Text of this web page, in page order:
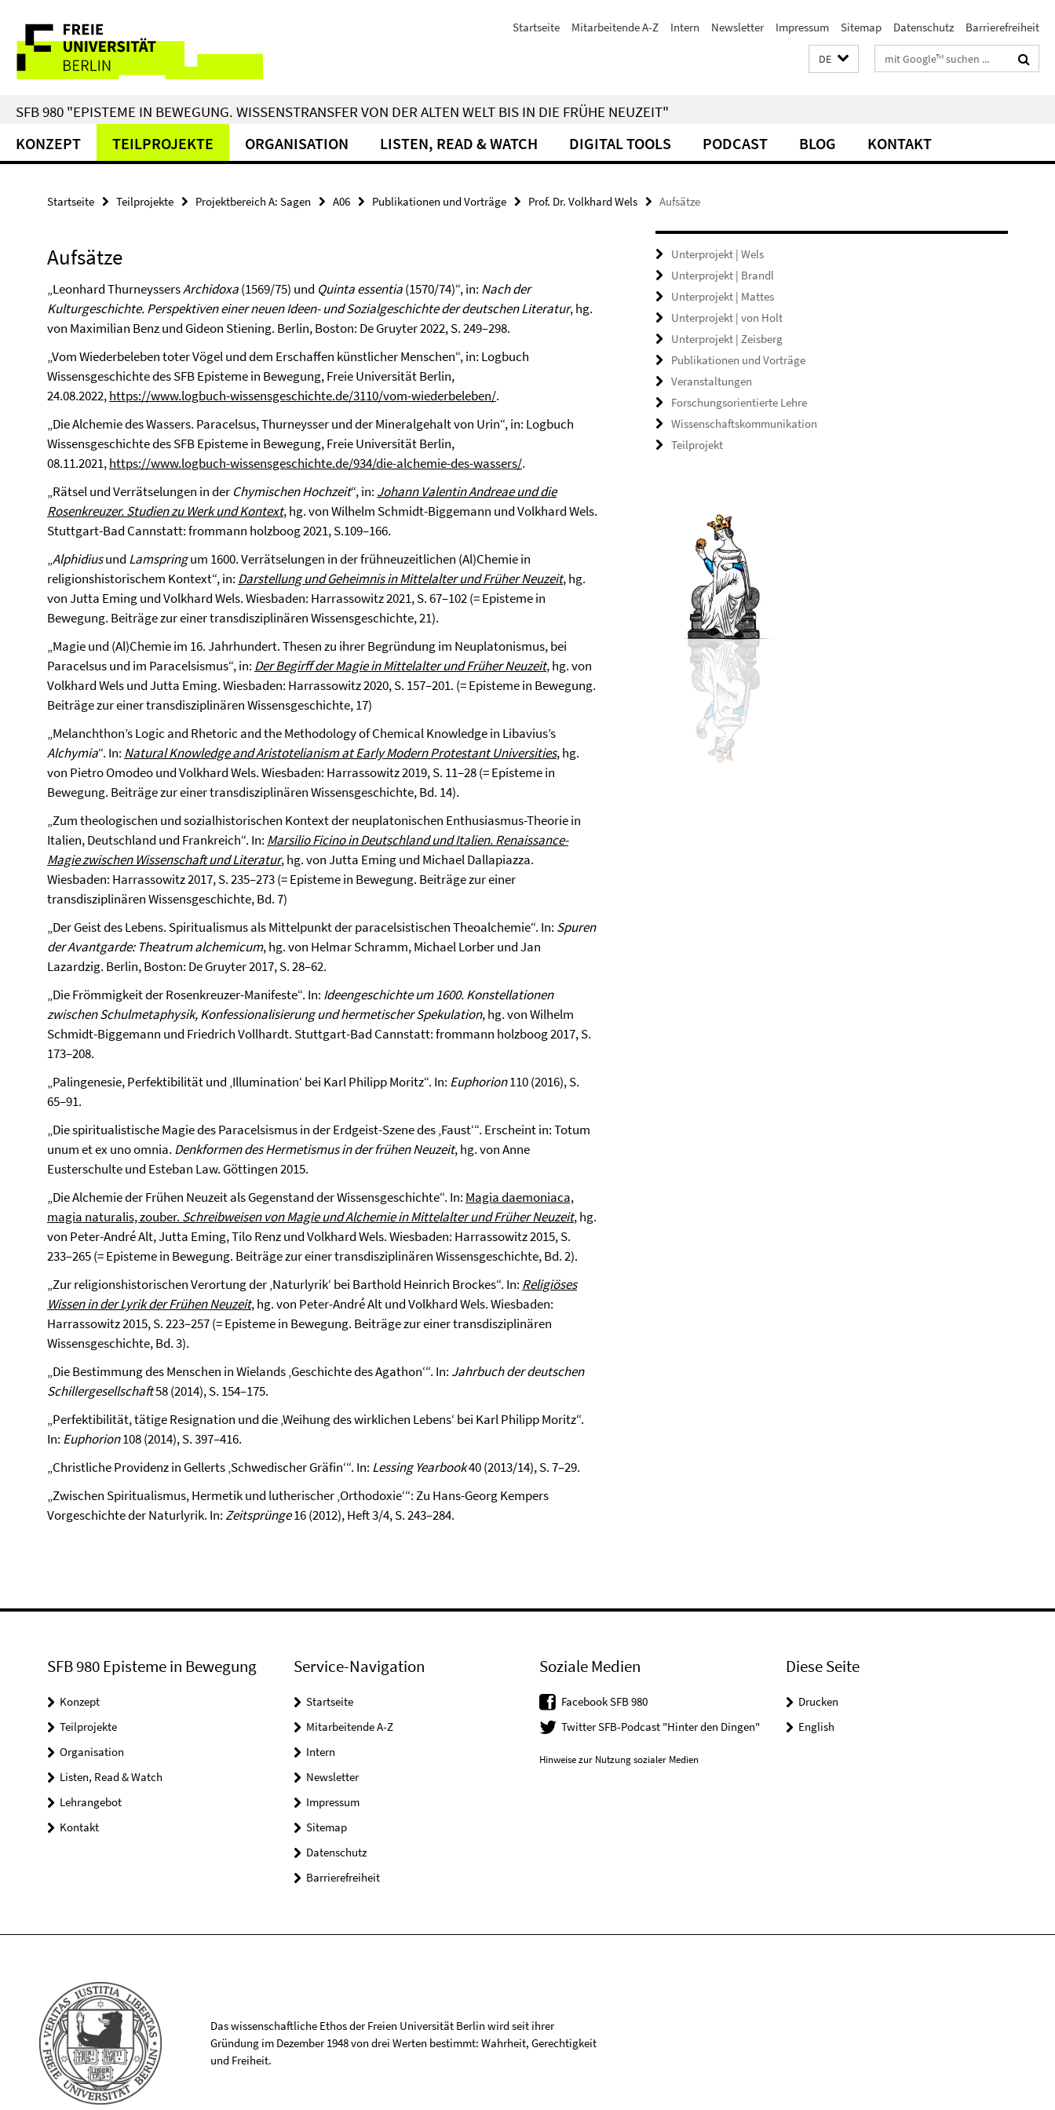
direkt
Inhalt
Service-
Navigation
Startseite Mitarbeitende A-Z Intern Newsletter Impressum Sitemap Datenschutz Barrierefreiheit
DE Suchbegriffe
SFB 980 "EPISTEME IN BEWEGUNG. WISSENSTRANSFER VON DER ALTEN WELT BIS IN DIE FRÜHE NEUZEIT"
KONZEPT TEILPROJEKTE ORGANISATION LISTEN, READ & WATCH DIGITAL TOOLS PODCAST BLOG KONTAKT
Startseite Teilprojekte Projektbereich A: Sagen A06 Publikationen und Vorträge Prof. Dr. Volkhard Wels Aufsätze
Aufsätze
„Leonhard ThurneyssersArchidoxa(1569/75) und Quinta essentia(1570/74)“, in: Nach der
Kulturgeschichte. Perspektiven einer neuen Ideen- und Sozialgeschichte der deutschen Literatur, hg.
von Maximilian Benz und Gideon Stiening. Berlin, Boston: De Gruyter 2022, S. 249–298.
„Vom Wiederbeleben toter Vögel und dem Erschaffen künstlicher Menschen“, in: Logbuch
Wissensgeschichte des SFB Episteme in Bewegung, Freie Universität Berlin,
24.08.2022,https://www.logbuch-wissensgeschichte.de/3110/vom-wiederbeleben/.
„Die Alchemie des Wassers. Paracelsus, Thurneysser und der Mineralgehalt von Urin“, in: Logbuch
Wissensgeschichte des SFB Episteme in Bewegung, Freie Universität Berlin,
08.11.2021,https://www.logbuch-wissensgeschichte.de/934/die-alchemie-des-wassers/.
„Rätsel und Verrätselungen in der Chymischen Hochzeit“, in: Johann Valentin Andreae und die
Rosenkreuzer. Studien zu Werk und Kontext, hg. von Wilhelm Schmidt-Biggemann und Volkhard Wels.
Stuttgart-Bad Cannstatt: frommann holzboog 2021, S.109–166.
„Alphidiusund Lamspringum 1600. Verrätselungen in der frühneuzeitlichen (Al)Chemie in
religionshistorischem Kontext“, in: Darstellung und Geheimnis in Mittelalter und Früher Neuzeit, hg.
von Jutta Eming und Volkhard Wels. Wiesbaden: Harrassowitz 2021, S. 67–102 (= Episteme in
Bewegung. Beiträge zur einer transdisziplinären Wissensgeschichte, 21).
„Magie und (Al)Chemie im 16. Jahrhundert. Thesen zu ihrer Begründung im Neuplatonismus, bei
Paracelsus und im Paracelsismus“, in: Der Begirff der Magie in Mittelalter und Früher Neuzeit, hg. von
Volkhard Wels und Jutta Eming. Wiesbaden: Harrassowitz 2020, S. 157–201. (= Episteme in Bewegung.
Beiträge zur einer transdisziplinären Wissensgeschichte, 17)
„Melanchthon’s Logic and Rhetoric and the Methodology of Chemical Knowledge in Libavius’s
Alchymia“. In: Natural Knowledge and Aristotelianism at Early Modern Protestant Universities, hg.
von Pietro Omodeo und Volkhard Wels. Wiesbaden: Harrassowitz 2019, S. 11–28 (= Episteme in
Bewegung. Beiträge zur einer transdisziplinären Wissensgeschichte, Bd. 14).
„Zum theologischen und sozialhistorischen Kontext der neuplatonischen Enthusiasmus-Theorie in
Italien, Deutschland und Frankreich“. In: Marsilio Ficino in Deutschland und Italien. Renaissance-
Magie zwischen Wissenschaft und Literatur, hg. von Jutta Eming und Michael Dallapiazza.
Wiesbaden: Harrassowitz 2017, S. 235–273 (= Episteme in Bewegung. Beiträge zur einer
transdisziplinären Wissensgeschichte, Bd. 7)
„Der Geist des Lebens. Spiritualismus als Mittelpunkt der paracelsistischen Theoalchemie“. In: Spuren
der Avantgarde: Theatrum alchemicum, hg. von Helmar Schramm, Michael Lorber und Jan
Lazardzig. Berlin, Boston: De Gruyter 2017, S. 28–62.
„Die Frömmigkeit der Rosenkreuzer-Manifeste“. In: Ideengeschichte um 1600. Konstellationen
zwischen Schulmetaphysik, Konfessionalisierung und hermetischer Spekulation, hg. von Wilhelm
Schmidt-Biggemann und Friedrich Vollhardt. Stuttgart-Bad Cannstatt: frommann holzboog 2017, S.
173–208.
„Palingenesie, Perfektibilität und ‚Illumination‘ bei Karl Philipp Moritz“. In: Euphorion110 (2016), S.
65–91.
„Die spiritualistische Magie des Paracelsismus in der Erdgeist-Szene des ‚Faust‘“. Erscheint in: Totum
unum et ex uno omnia. Denkformen des Hermetismus in der frühen Neuzeit, hg. von Anne
Eusterschulte und Esteban Law. Göttingen 2015.
„Die Alchemie der Frühen Neuzeit als Gegenstand der Wissensgeschichte“. In: Magia daemoniaca,
magia naturalis, zouber. Schreibweisen von Magie und Alchemie in Mittelalter und Früher Neuzeit, hg.
von Peter-André Alt, Jutta Eming, Tilo Renz und Volkhard Wels. Wiesbaden: Harrassowitz 2015, S.
233–265 (= Episteme in Bewegung. Beiträge zur einer transdisziplinären Wissensgeschichte, Bd. 2).
„Zur religionshistorischen Verortung der ‚Naturlyrik‘ bei Barthold Heinrich Brockes“. In: Religiöses
Wissen in der Lyrik der Frühen Neuzeit, hg. von Peter-André Alt und Volkhard Wels. Wiesbaden:
Harrassowitz 2015, S. 223–257 (= Episteme in Bewegung. Beiträge zur einer transdisziplinären
Wissensgeschichte, Bd. 3).
„Die Bestimmung des Menschen in Wielands ‚Geschichte des Agathon‘“. In: Jahrbuch der deutschen
Schillergesellschaft58 (2014), S. 154–175.
„Perfektibilität, tätige Resignation und die ‚Weihung des wirklichen Lebens‘ bei Karl Philipp Moritz“.
In: Euphorion108 (2014), S. 397–416.
„Christliche Providenz in Gellerts ‚Schwedischer Gräfin‘“. In: Lessing Yearbook40 (2013/14), S. 7–29.
„Zwischen Spiritualismus, Hermetik und lutherischer ‚Orthodoxie‘“: Zu Hans-Georg Kempers
Vorgeschichte der Naturlyrik. In:Zeitsprünge16 (2012), Heft 3/4, S. 243–284.
Unterprojekt | Wels
Unterprojekt | Brandl
Unterprojekt | Mattes
Unterprojekt | von Holt
Unterprojekt | Zeisberg
Publikationen und Vorträge
Veranstaltungen
Forschungsorientierte Lehre
Wissenschaftskommunikation
Teilprojekt
SFB 980 Episteme in Bewegung
Konzept
Teilprojekte
Organisation
Listen, Read & Watch
Lehrangebot
Kontakt
Service-Navigation
Startseite
Mitarbeitende A-Z
Intern
Newsletter
Impressum
Sitemap
Datenschutz
Barrierefreiheit
Soziale Medien
Facebook SFB 980
Twitter SFB-Podcast "Hinter den Dingen"
Hinweise zur Nutzung sozialer Medien
Diese Seite
Drucken
English
Das wissenschaftliche Ethos der Freien Universität Berlin wird seit ihrer
Gründung im Dezember 1948 von drei Werten bestimmt: Wahrheit, Gerechtigkeit
und Freiheit.